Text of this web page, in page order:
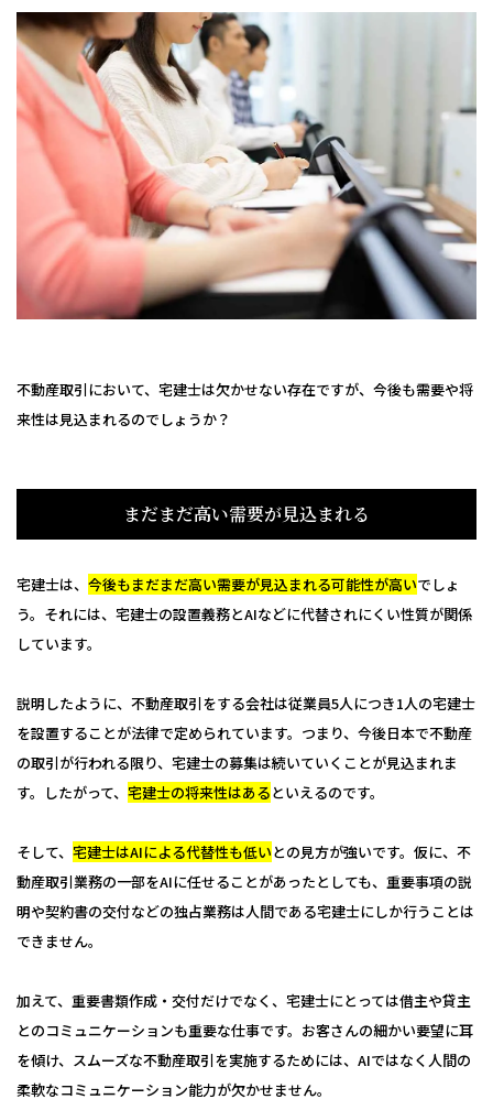
不動産取引において、宅建士は欠かせない存在ですが、今後も需要や将
来性は見込まれるのでしょうか？
まだまだ高い需要が見込まれる
宅建士は、 今後もまだまだ高い需要が見込まれる可能性が高いでしょ
う。それには、宅建士の設置義務とAIなどに代替されにくい性質が関係
しています。
説明したように、不動産取引をする会社は従業員5人につき1人の宅建士
を設置することが法律で定められています。つまり、今後日本で不動産
の取引が行われる限り、宅建士の募集は続いていくことが見込まれま
す。したがって、 宅建士の将来性はあるといえるのです。
そして、 宅建士はAIによる代替性も低いとの見方が強いです。仮に、不
動産取引業務の一部をAIに任せることがあったとしても、重要事項の説
明や契約書の交付などの独占業務は人間である宅建士にしか行うことは
できません。
加えて、重要書類作成・交付だけでなく、宅建士にとっては借主や貸主
とのコミュニケーションも重要な仕事です。お客さんの細かい要望に耳
を傾け、スムーズな不動産取引を実施するためには、AIではなく人間の
柔軟なコミュニケーション能力が欠かせません。